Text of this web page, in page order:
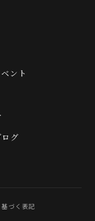
ント
グ
づく表記